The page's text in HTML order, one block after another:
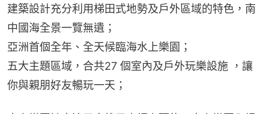
建築設計充分利用梯田式地勢及戶外區域的特色，南
中國海全景一覽無遺；
亞洲首個全年、全天候臨海水上樂園；
五大主題區域，合共27 個室內及戶外玩樂設施 ，讓
你與親朋好友暢玩一天；